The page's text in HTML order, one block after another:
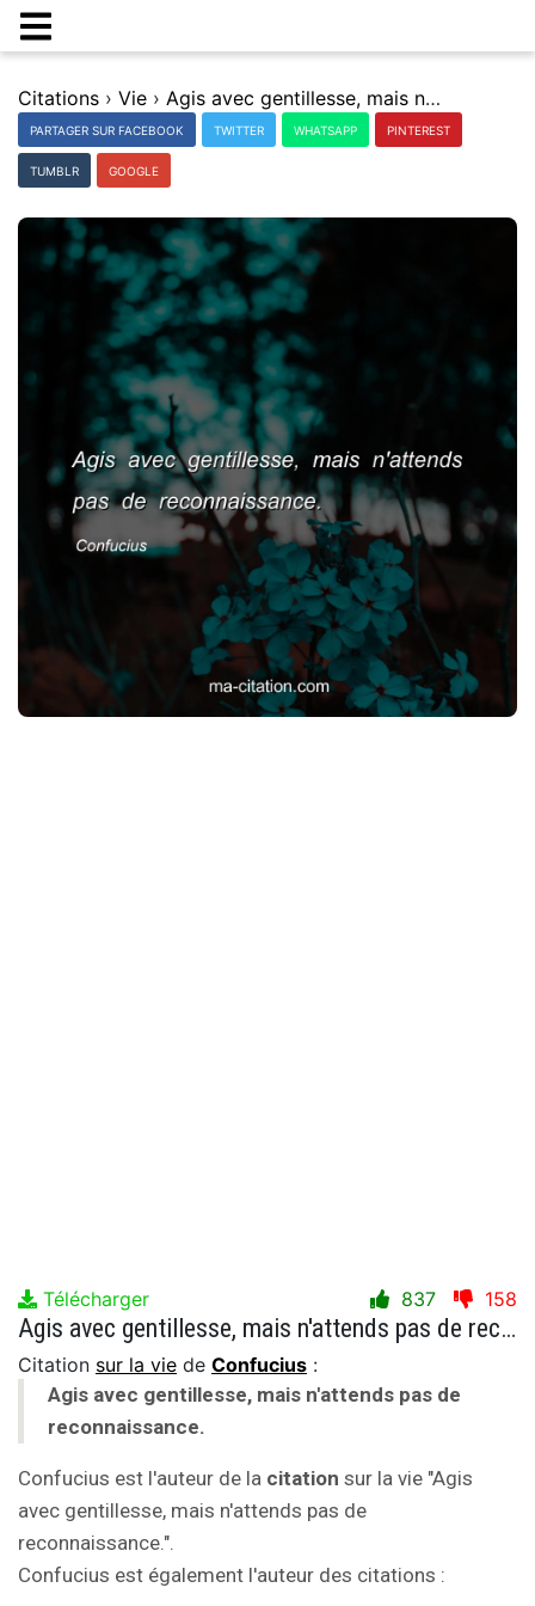
Citations › Vie › Agis avec gentillesse, mais n'attends pas de reconnaissance.
PARTAGER SUR FACEBOOK TWITTER WHATSAPP PINTEREST
TUMBLR GOOGLE
Télécharger 837 158
Agis avec gentillesse, mais n'attends pas de reconnaissance.
Citation sur la vie de Confucius :
Agis avec gentillesse, mais n'attends pas de
reconnaissance.
Confucius est l'auteur de la citation sur la vie "Agis
avec gentillesse, mais n'attends pas de
reconnaissance.".
Confucius est également l'auteur des citations :